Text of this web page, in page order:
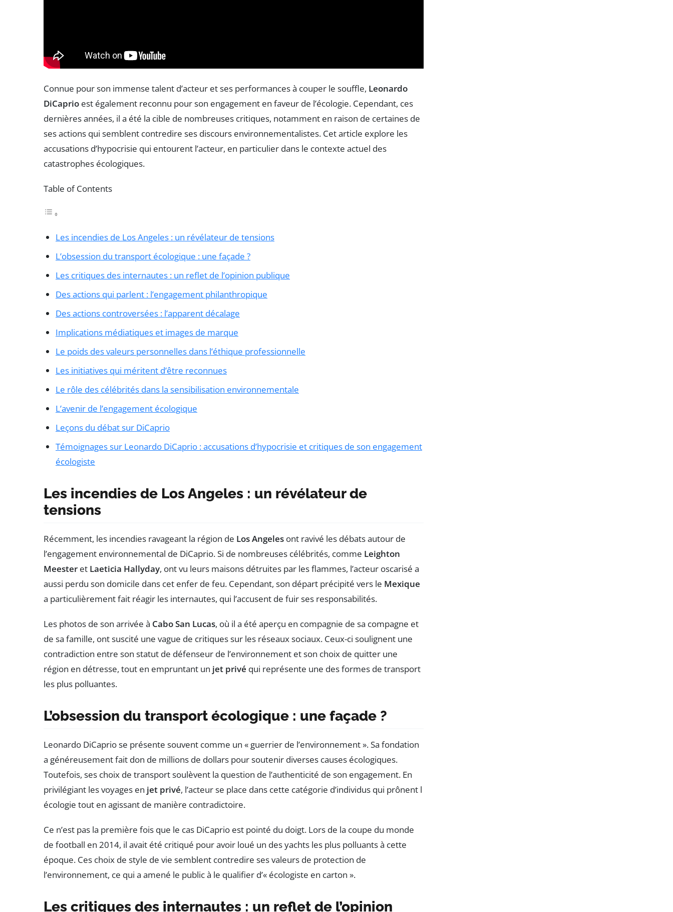
Connue pour son immense talent d’acteur et ses performances à couper le souffle, Leonardo
DiCaprio est également reconnu pour son engagement en faveur de l’écologie. Cependant, ces
dernières années, il a été la cible de nombreuses critiques, notamment en raison de certaines de
ses actions qui semblent contredire ses discours environnementalistes. Cet article explore les
accusations d’hypocrisie qui entourent l’acteur, en particulier dans le contexte actuel des
catastrophes écologiques.
Table of Contents
Les incendies de Los Angeles : un révélateur de tensions
L’obsession du transport écologique : une façade ?
Les critiques des internautes : un reflet de l’opinion publique
Des actions qui parlent : l’engagement philanthropique
Des actions controversées : l’apparent décalage
Implications médiatiques et images de marque
Le poids des valeurs personnelles dans l’éthique professionnelle
Les initiatives qui méritent d’être reconnues
Le rôle des célébrités dans la sensibilisation environnementale
L’avenir de l’engagement écologique
Leçons du débat sur DiCaprio
Témoignages sur Leonardo DiCaprio : accusations d’hypocrisie et critiques de son engagement
écologiste
Les incendies de Los Angeles : un révélateur de
tensions
Récemment, les incendies ravageant la région de Los Angeles ont ravivé les débats autour de
l’engagement environnemental de DiCaprio. Si de nombreuses célébrités, comme Leighton
Meester et Laeticia Hallyday, ont vu leurs maisons détruites par les flammes, l’acteur oscarisé a
aussi perdu son domicile dans cet enfer de feu. Cependant, son départ précipité vers le Mexique
a particulièrement fait réagir les internautes, qui l’accusent de fuir ses responsabilités.
Les photos de son arrivée à Cabo San Lucas, où il a été aperçu en compagnie de sa compagne et
de sa famille, ont suscité une vague de critiques sur les réseaux sociaux. Ceux-ci soulignent une
contradiction entre son statut de défenseur de l’environnement et son choix de quitter une
région en détresse, tout en empruntant un jet privé qui représente une des formes de transport
les plus polluantes.
L’obsession du transport écologique : une façade ?
Leonardo DiCaprio se présente souvent comme un « guerrier de l’environnement ». Sa fondation
a généreusement fait don de millions de dollars pour soutenir diverses causes écologiques.
Toutefois, ses choix de transport soulèvent la question de l’authenticité de son engagement. En
privilégiant les voyages en jet privé, l’acteur se place dans cette catégorie d’individus qui prônent l
écologie tout en agissant de manière contradictoire.
Ce n’est pas la première fois que le cas DiCaprio est pointé du doigt. Lors de la coupe du monde
de football en 2014, il avait été critiqué pour avoir loué un des yachts les plus polluants à cette
époque. Ces choix de style de vie semblent contredire ses valeurs de protection de
l’environnement, ce qui a amené le public à le qualifier d’« écologiste en carton ».
Les critiques des internautes : un reflet de l’opinion